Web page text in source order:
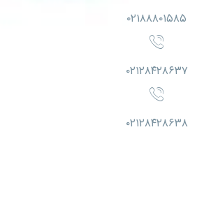
۰۲۱۸۸۸۰۱۵۸۵
۰۲۱۲۸۴۲۸۶۳۷
۰۲۱۲۸۴۲۸۶۳۸